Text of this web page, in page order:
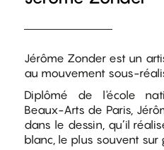
Jérôme Zonder est un
au mouvement sous-
Diplômé de l'école
Beaux-Arts de Paris,
dans le dessin, qu’il
blanc, le plus souvent sur